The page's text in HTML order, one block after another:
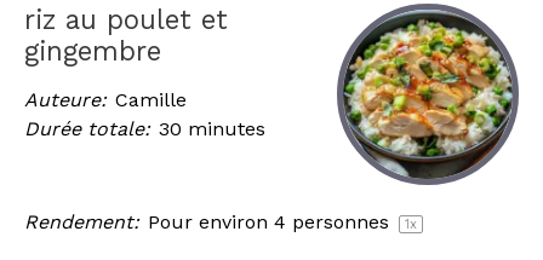
riz au poulet et
gingembre
Auteure: Camille
Durée totale: 30 minutes
Rendement: Pour environ 4 personnes 1x